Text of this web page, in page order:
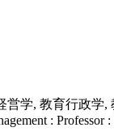
営学, 教育行政学,
: Professor